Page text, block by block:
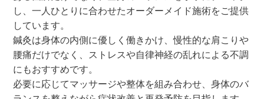
し、一人ひとりに合わせたオーダーメイド施術をご提供
しています。
鍼灸は身体の内側に優しく働きかけ、慢性的な肩こりや
腰痛だけでなく、ストレスや自律神経の乱れによる不調
にもおすすめです。
必要に応じてマッサージや整体を組み合わせ、身体のバ